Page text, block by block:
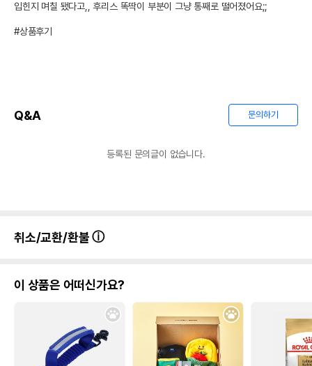
입힌지 며칠 됐다고,, 후리스 똑딱이 부분이 그냥 통째로 떨어졌어요;;
#상품후기
Q&A 문의하기
등록된 문의글이 없습니다.
취소/교환/환불
이 상품은 어떠신가요?